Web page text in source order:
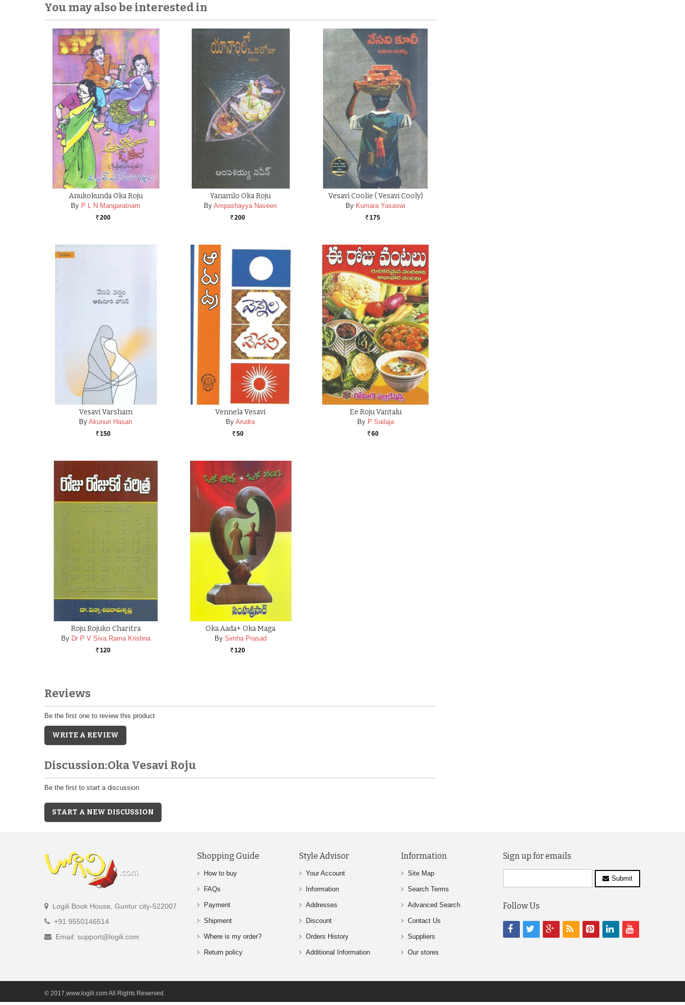
You may also be interested in
Anukokunda Oka Roju
By P L N Mangaratnam
Rs. 200
Yanamlo Oka Roju
By Ampashayya Naveen
Rs. 200
Vesavi Coolie ( Vesavi Cooly)
By Kumara Yasaswi
Rs. 175
Vesavi Varsham
By Akunuri Hasan
Rs. 150
Vennela Vesavi
By Arudra
Rs. 50
Ee Roju Vantalu
By P Sailaja
Rs. 60
Roju Rojuko Charitra
By Dr P V Siva Rama Krishna
Rs. 120
Oka Aada+ Oka Maga
By Simha Prasad
Rs. 120
Reviews
Be the first one to review this product
WRITE A REVIEW
Discussion:Oka Vesavi Roju
Be the first to start a discussion
START A NEW DISCUSSION
Logili Book House, Guntur city-522007
+91 9550146514
Email: support@logili.com
Shopping Guide
How to buy
FAQs
Payment
Shipment
Where is my order?
Return policy
Style Advisor
Your Account
Information
Addresses
Discount
Orders History
Additional Information
Information
Site Map
Search Terms
Advanced Search
Contact Us
Suppliers
Our stores
Sign up for emails
Submit
Follow Us
© 2017,www.logili.com All Rights Reserved.